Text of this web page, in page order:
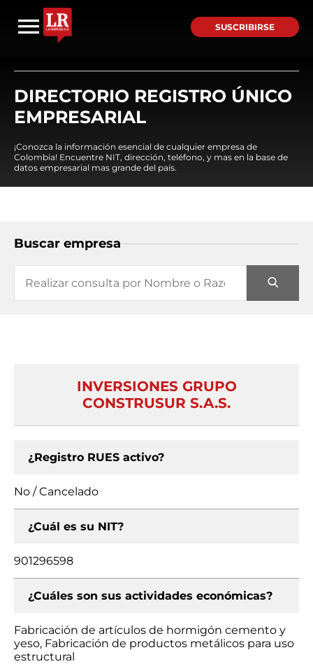
SUSCRIBIRSE
DIRECTORIO REGISTRO ÚNICO
EMPRESARIAL
¡Conozca la información esencial de cualquier empresa de
Colombia! Encuentre NIT, dirección, teléfono, y mas en la base de
datos empresarial mas grande del país.
Buscar empresa
INVERSIONES GRUPO
CONSTRUSUR S.A.S.
¿Registro RUES activo?
No / Cancelado
¿Cuál es su NIT?
901296598
¿Cuáles son sus actividades económicas?
Fabricación de artículos de hormigón cemento y
yeso, Fabricación de productos metálicos para uso
estructural